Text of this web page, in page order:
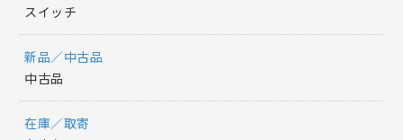
スイッチ
新品／中古品
中古品
在庫／取寄